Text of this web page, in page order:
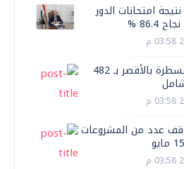
امتحانات الدور
%
زراعة صمام أورطي بالقسطرة بالأقصر بـ 482
عدد من المشروعات